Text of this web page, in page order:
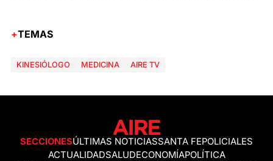
TEMAS
KINESIÓLOGO MEDICINA AIRE TV
SECCIONESÚLTIMAS NOTICIASSANTA FEPOLICIALES
ACTUALIDADSALUDECONOMÍAPOLÍTICA